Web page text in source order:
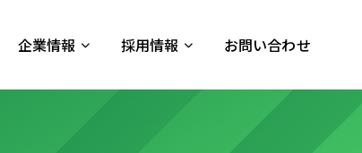
企業情報 採用情報 お問い合わせ